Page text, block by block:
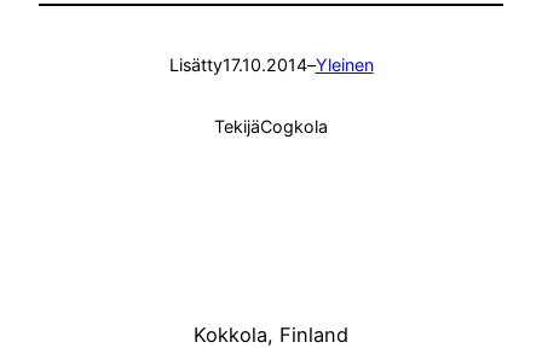
Lisätty17.10.2014–Yleinen
TekijäCogkola
Kokkola, Finland